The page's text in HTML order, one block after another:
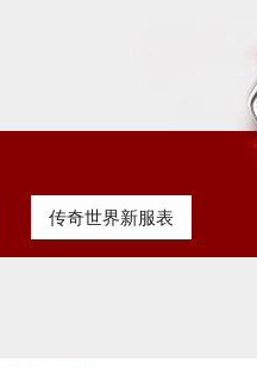
传奇世界新服表